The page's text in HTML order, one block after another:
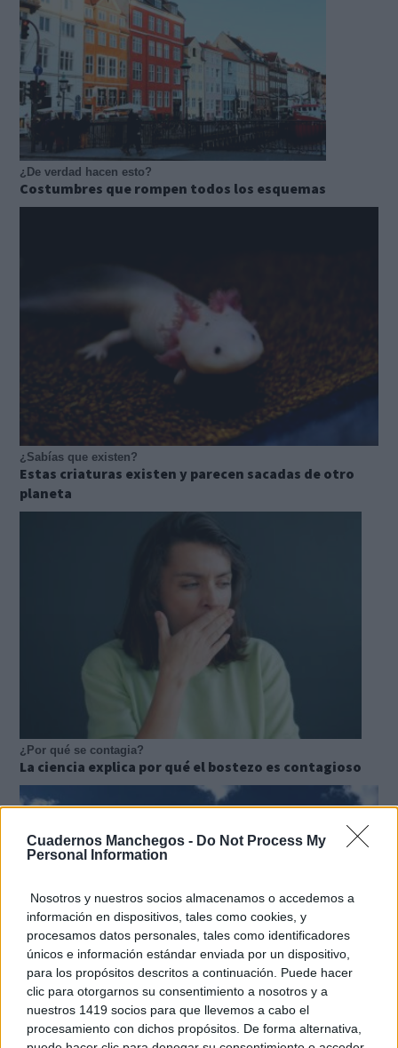
Cuadernos Manchegos - Do Not Process My
Personal Information
Nosotros y nuestros socios almacenamos o accedemos a
información en dispositivos, tales como cookies, y
procesamos datos personales, tales como identificadores
únicos e información estándar enviada por un dispositivo,
para los propósitos descritos a continuación. Puede hacer
clic para otorgarnos su consentimiento a nosotros y a
nuestros 1419 socios para que llevemos a cabo el
procesamiento con dichos propósitos. De forma alternativa,
¿De verdad hacen esto?
Costumbres que rompen todos los esquemas
¿Sabías que existen?
Estas criaturas existen y parecen sacadas de otro
planeta
¿Por qué se contagia?
La ciencia explica por qué el bostezo es contagioso
No es tu imaginación